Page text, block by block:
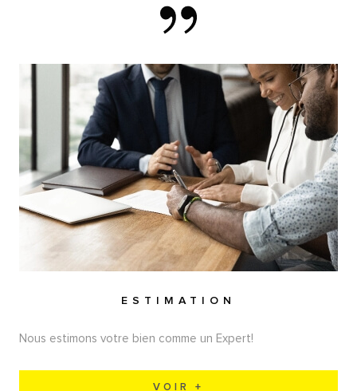
ESTIMATION
Nous estimons votre bien comme un Expert!
VOIR +